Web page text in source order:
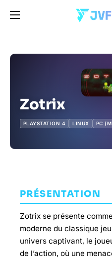
Zotrix
PLAYSTATION 4 LINUX PC
PRÉSENTATION
Zotrix se présente
moderne du classique
univers captivant, le
de l’action, où une